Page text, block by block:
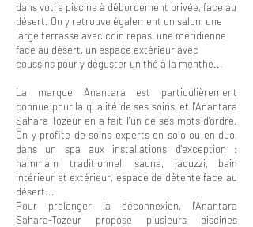
dans votre piscine à débordement privée, face au
désert. On y retrouve également un salon, une
large terrasse avec coin repas, une méridienne
face au désert, un espace extérieur avec
coussins pour y déguster un thé à la menthe...
La marque Anantara est particulièrement
connue pour la qualité de ses soins, et l'Anantara
Sahara-Tozeur en a fait l'un de ses mots d'ordre.
On y profite de soins experts en solo ou en duo,
dans un spa aux installations d'exception :
hammam traditionnel, sauna, jacuzzi, bain
intérieur et extérieur, espace de détente face au
désert...
Pour prolonger la déconnexion, l'Anantara
Sahara-Tozeur propose plusieurs piscines